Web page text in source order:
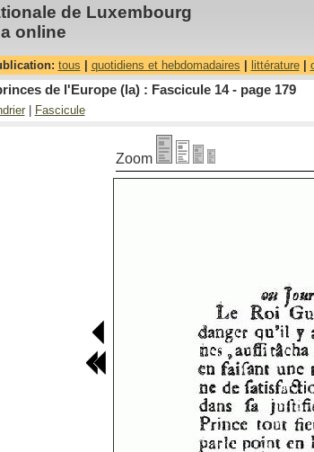
de Luxembourg
online
tous quotidiens et hebdomadaires littérature|
de l'Europe (la) : Fascicule 14 - page 179
| Fascicule
Zoom